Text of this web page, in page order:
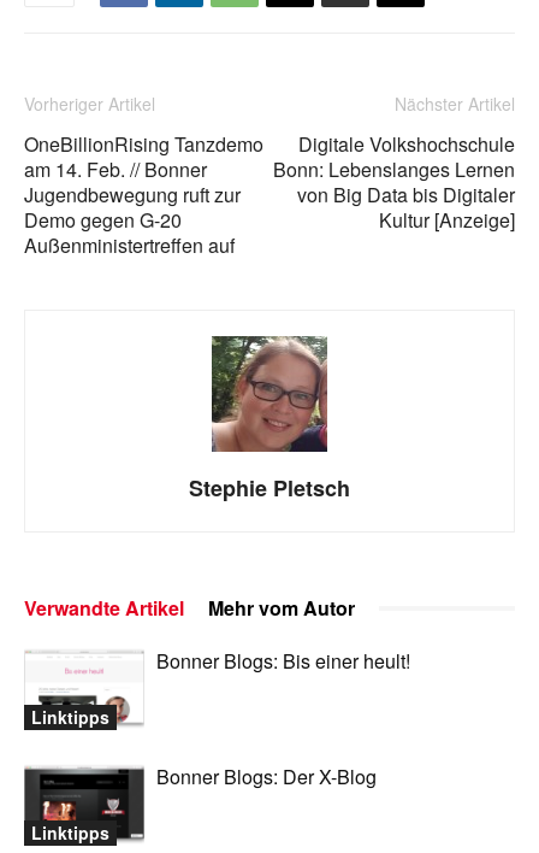
Vorheriger Artikel
OneBillionRising Tanzdemo
am 14. Feb. // Bonner
Jugendbewegung ruft zur
Demo gegen G-20
Außenministertreffen auf
Nächster Artikel
Digitale Volkshochschule
Bonn: Lebenslanges Lernen
von Big Data bis Digitaler
Kultur [Anzeige]
Stephie Pletsch
Verwandte Artikel Mehr vom Autor
Linktipps
Bonner Blogs: Bis einer heult!
Linktipps
Bonner Blogs: Der X-Blog